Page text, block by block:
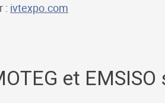
: ivtexpo.com
et